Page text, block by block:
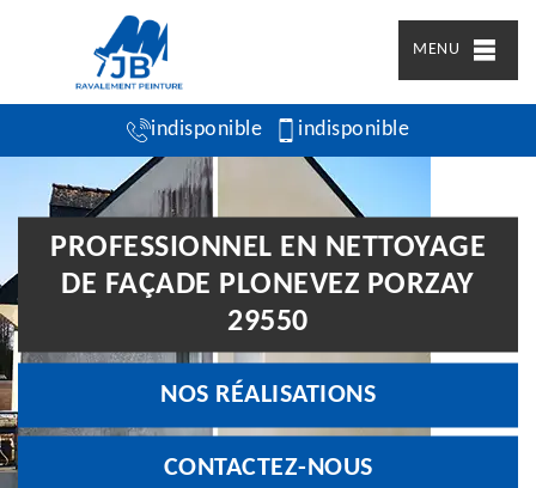
MENU
indisponible indisponible
PROFESSIONNEL EN NETTOYAGE
DE FAÇADE PLONEVEZ PORZAY
29550
NOS RÉALISATIONS
CONTACTEZ-NOUS